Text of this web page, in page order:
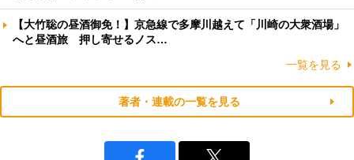
【大竹聡の昼酒御免！】京急線で多摩川越えて「川崎の大衆酒場」
へと昼酒旅 押し寄せるノス…
一覧を見る
著者・連載の一覧を見る